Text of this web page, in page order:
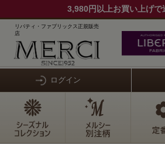
3,980円以上お買い上げで
リバティ・ファブリックス正規販売
店
ログイン